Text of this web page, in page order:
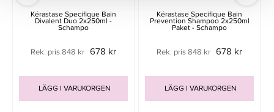
Kérastase Specifique Bain
Divalent Duo 2x250ml -
Schampo
Rek. pris 848 kr 678 kr
LÄGG I VARUKORGEN
Kérastase Specifique Bain
Prevention Shampoo 2x250ml
Paket - Schampo
Rek. pris 848 kr 678 kr
LÄGG I VARUKORGEN